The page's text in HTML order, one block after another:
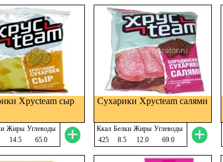
Хрусteam сыр
Жиры Углеводы
14.5 65.0
Сухарики Хрусteam салями
Ккал Белки Жиры Углеводы
425
8.5 12.0 69.0